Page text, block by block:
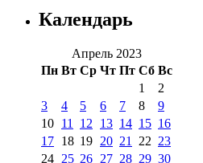
Календарь
Апрель 2023
Пн Вт Ср Чт Пт Сб Вс
1
2
3
4 5 6 7 8
9
10 11 12 13 14 15 16
17 18 19 20 21 22 23
24 25 26 27 28 29 30